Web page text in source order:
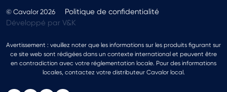
© Cavalor 2026
Politique de confidentialité
Développé par V&K
Avertissement : veuillez noter que les informations sur les produits figurant sur
ce site web sont rédigées dans un contexte international et peuvent être
en contradiction avec votre réglementation locale. Pour des informations
locales, contactez votre distributeur Cavalor local.